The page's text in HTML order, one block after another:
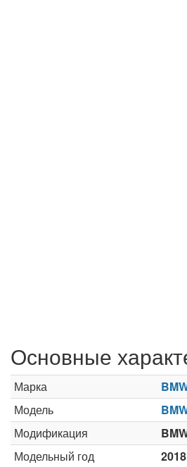
Основные
Марка
Модель
Модификация
Модельный год
2018